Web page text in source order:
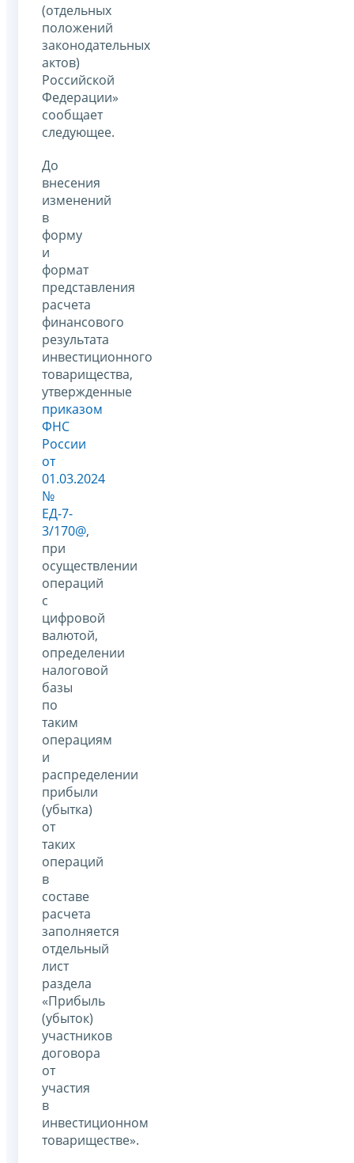
(отдельных
положений
законодательных
актов)
Российской
Федерации»
сообщает
следующее.
До
внесения
изменений
в
форму
и
формат
представления
расчета
финансового
результата
инвестиционного
товарищества,
утвержденные
приказом
ФНС
России
от
01.03.2024
№
ЕД-7-
3/170@,
при
осуществлении
операций
с
цифровой
валютой,
определении
налоговой
базы
по
таким
операциям
и
распределении
прибыли
(убытка)
от
таких
операций
в
составе
расчета
заполняется
отдельный
лист
раздела
«Прибыль
(убыток)
участников
договора
от
участия
в
инвестиционном
товариществе».